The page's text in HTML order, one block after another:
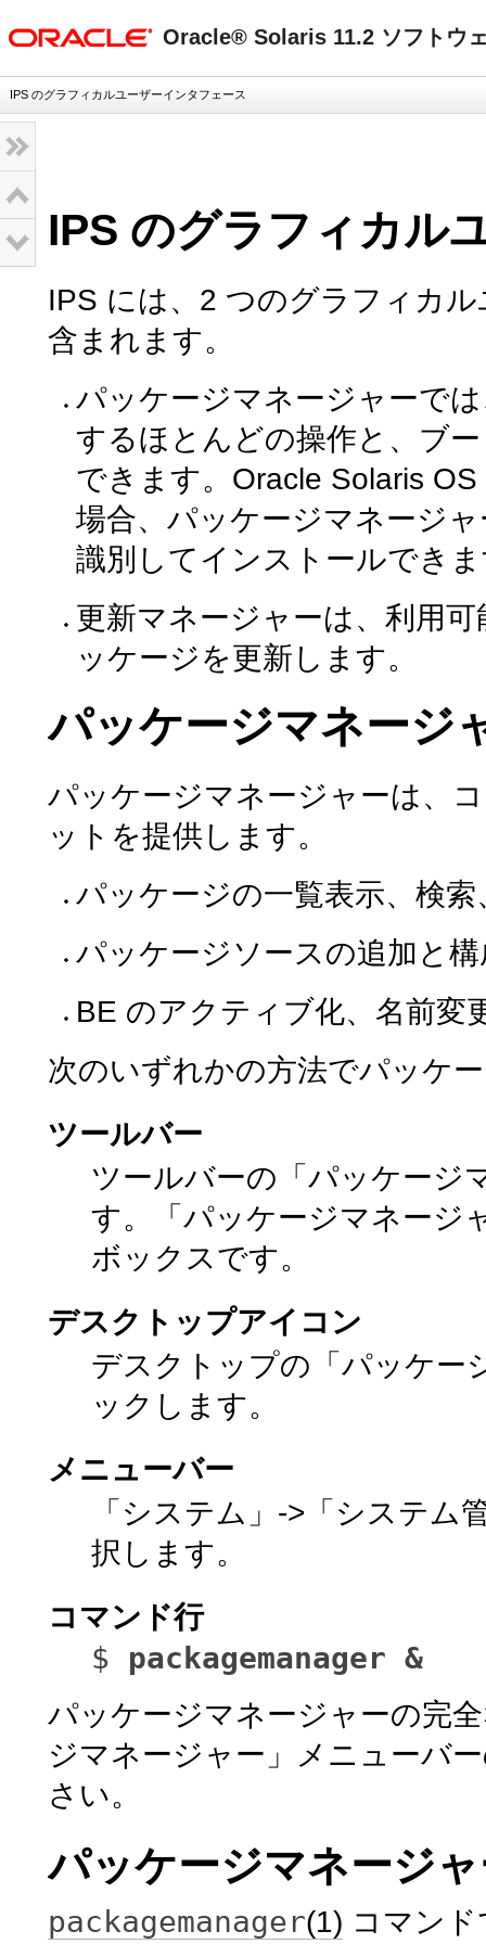
Oracle® Solaris 11.2 ソフトウ
IPS のグラフィカルユーザーインタフェース
IPS のグラフィカル
IPS には、2 つのグラフィカ
含まれます。
パッケージマネージャーで
するほとんどの操作と、ブ
できます。Oracle Solaris
場合、パッケージマネージ
識別してインストールでき
更新マネージャーは、利用
ッケージを更新します。
パッケージマネージ
パッケージマネージャーは、
ットを提供します。
パッケージの一覧表示、検
パッケージソースの追加と構
BE のアクティブ化、名前変
次のいずれかの方法でパッケ
ツールバー
ツールバーの「パッケージ
す。「パッケージマネージ
ボックスです。
デスクトップアイコン
デスクトップの「パッケー
ックします。
メニューバー
「システム」->「システム
択します。
コマンド行
$ packagemanager &
パッケージマネージャーの完
ジマネージャー」メニューバ
さい。
パッケージマネージ
packagemanager(1) コマン